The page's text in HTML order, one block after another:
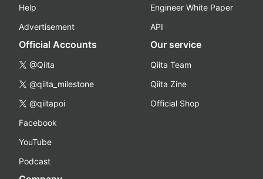
Help
Advertisement
Engineer White Paper
API
Official Accounts
@Qiita
@qiita_milestone
@qiitapoi
Facebook
YouTube
Podcast
Our service
Qiita Team
Qiita Zine
Official Shop